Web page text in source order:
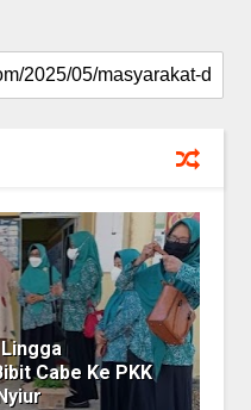
Cabe Ke PKK